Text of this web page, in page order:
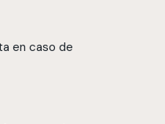
en caso de